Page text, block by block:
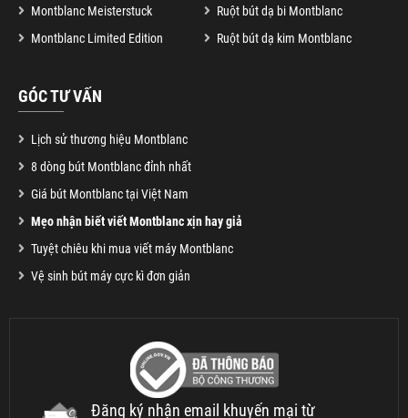
Montblanc Meisterstuck
Ruột bút dạ bi Montblanc
Montblanc Limited Edition
Ruột bút dạ kim Montblanc
GÓC TƯ VẤN
Lịch sử thương hiệu Montblanc
8 dòng bút Montblanc đỉnh nhất
Giá bút Montblanc tại Việt Nam
Mẹo nhận biết viết Montblanc xịn hay giả
Tuyệt chiêu khi mua viết máy Montblanc
Vệ sinh bút máy cực kì đơn giản
Đăng ký nhận email khuyến mại từ